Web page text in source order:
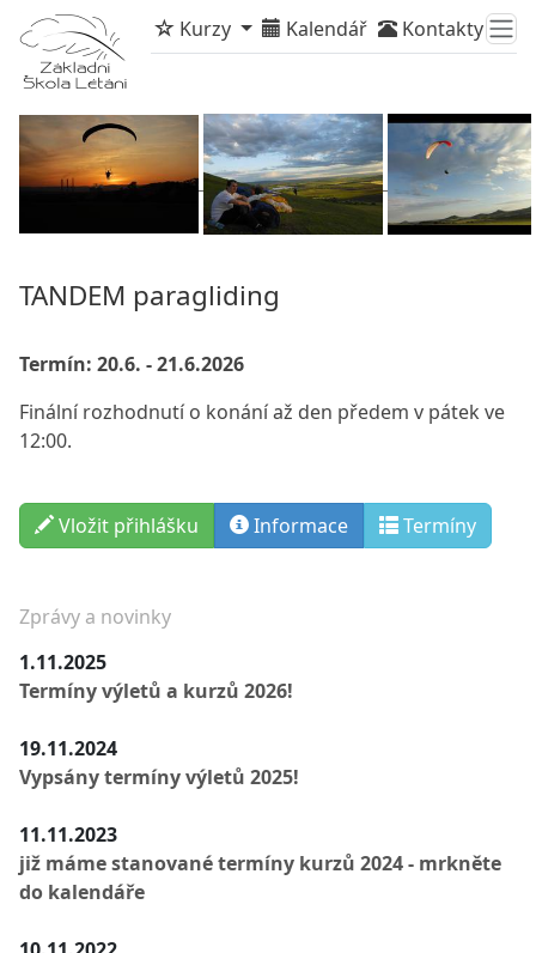
Kurzy Kalendář Kontakty
Zprávy a novinky
1.11.2025
Termíny výletů a kurzů 2026!
19.11.2024
Vypsány termíny výletů 2025!
11.11.2023
již máme stanované termíny kurzů 2024 - mrkněte
do kalendáře
TANDEM paragliding
Termín: 20.6. - 21.6.2026
Finální rozhodnutí o konání až den předem v pátek ve
12:00.
Vložit přihlášku Informace Termíny